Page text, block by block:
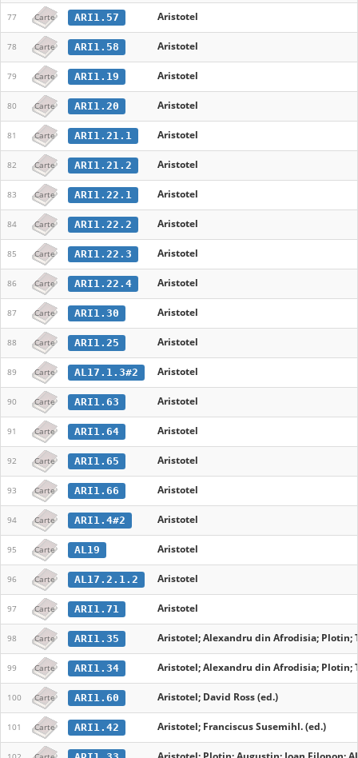
77 Carte ARI1.57 Aristotel
78 Carte ARI1.58 Aristotel
79 Carte ARI1.19 Aristotel
80 Carte ARI1.20 Aristotel
81 Carte ARI1.21.1 Aristotel
82 Carte ARI1.21.2 Aristotel
83 Carte ARI1.22.1 Aristotel
84 Carte ARI1.22.2 Aristotel
85 Carte ARI1.22.3 Aristotel
86 Carte ARI1.22.4 Aristotel
87 Carte ARI1.30 Aristotel
88 Carte ARI1.25 Aristotel
89 Carte AL17.1.3#2 Aristotel
90 Carte ARI1.63 Aristotel
91 Carte ARI1.64 Aristotel
92 Carte ARI1.65 Aristotel
93 Carte ARI1.66 Aristotel
94 Carte ARI1.4#2 Aristotel
95 Carte AL19 Aristotel
96 Carte AL17.2.1.2 Aristotel
97 Carte ARI1.71 Aristotel
98 Carte ARI1.35 Aristotel; Alexandru din Afrodisia; Plotin;
99 Carte ARI1.34 Aristotel; Alexandru din Afrodisia; Plotin;
100 Carte ARI1.60 Aristotel; David Ross (ed.)
101 Carte ARI1.42 Aristotel; Franciscus Susemihl. (ed.)